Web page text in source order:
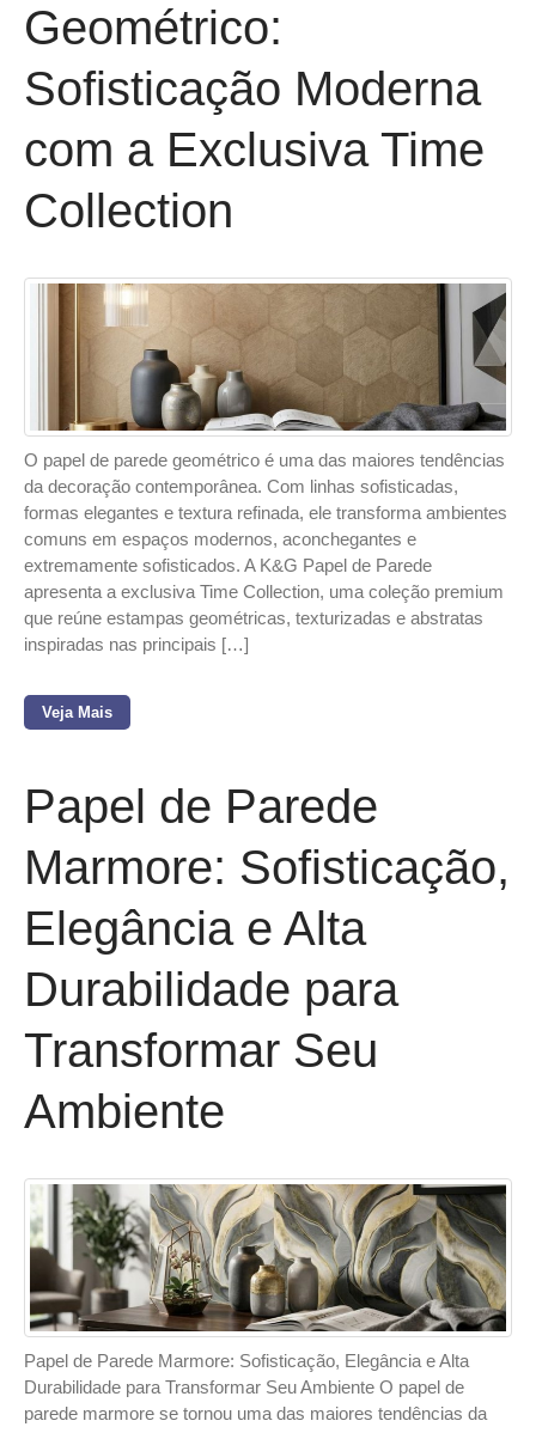
Geométrico:
Sofisticação Moderna
com a Exclusiva Time
Collection
O papel de parede geométrico é uma das maiores tendências
da decoração contemporânea. Com linhas sofisticadas,
formas elegantes e textura refinada, ele transforma ambientes
comuns em espaços modernos, aconchegantes e
extremamente sofisticados. A K&G Papel de Parede
apresenta a exclusiva Time Collection, uma coleção premium
que reúne estampas geométricas, texturizadas e abstratas
inspiradas nas principais […]
Veja Mais
Papel de Parede
Marmore: Sofisticação,
Elegância e Alta
Durabilidade para
Transformar Seu
Ambiente
Papel de Parede Marmore: Sofisticação, Elegância e Alta
Durabilidade para Transformar Seu Ambiente O papel de
parede marmore se tornou uma das maiores tendências da